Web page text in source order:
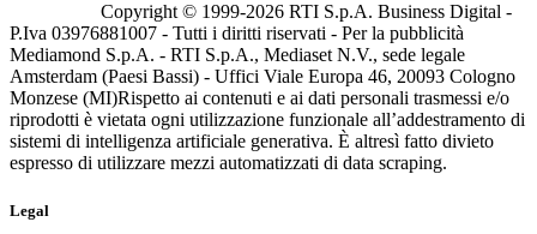
Copyright © 1999-2026 RTI S.p.A. Business Digital -
P.Iva 03976881007 - Tutti i diritti riservati - Per la pubblicità
Mediamond S.p.A. - RTI S.p.A., Mediaset N.V., sede legale
Amsterdam (Paesi Bassi) - Uffici Viale Europa 46, 20093 Cologno
Monzese (MI)Rispetto ai contenuti e ai dati personali trasmessi e/o
riprodotti è vietata ogni utilizzazione funzionale all’addestramento di
sistemi di intelligenza artificiale generativa. È altresì fatto divieto
espresso di utilizzare mezzi automatizzati di data scraping.
Legal